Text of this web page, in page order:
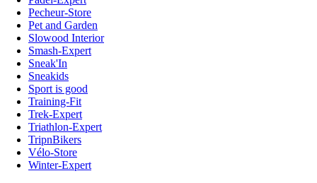
Pecheur-Store
Pet and Garden
Slowood Interior
Smash-Expert
Sneak'In
Sneakids
Sport is good
Training-Fit
Trek-Expert
Triathlon-Expert
TripnBikers
Vélo-Store
Winter-Expert